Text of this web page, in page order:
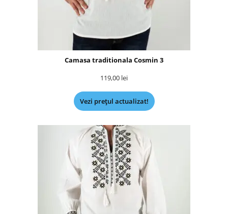
Camasa traditionala Cosmin 3
119,00 lei
Vezi prețul actualizat!